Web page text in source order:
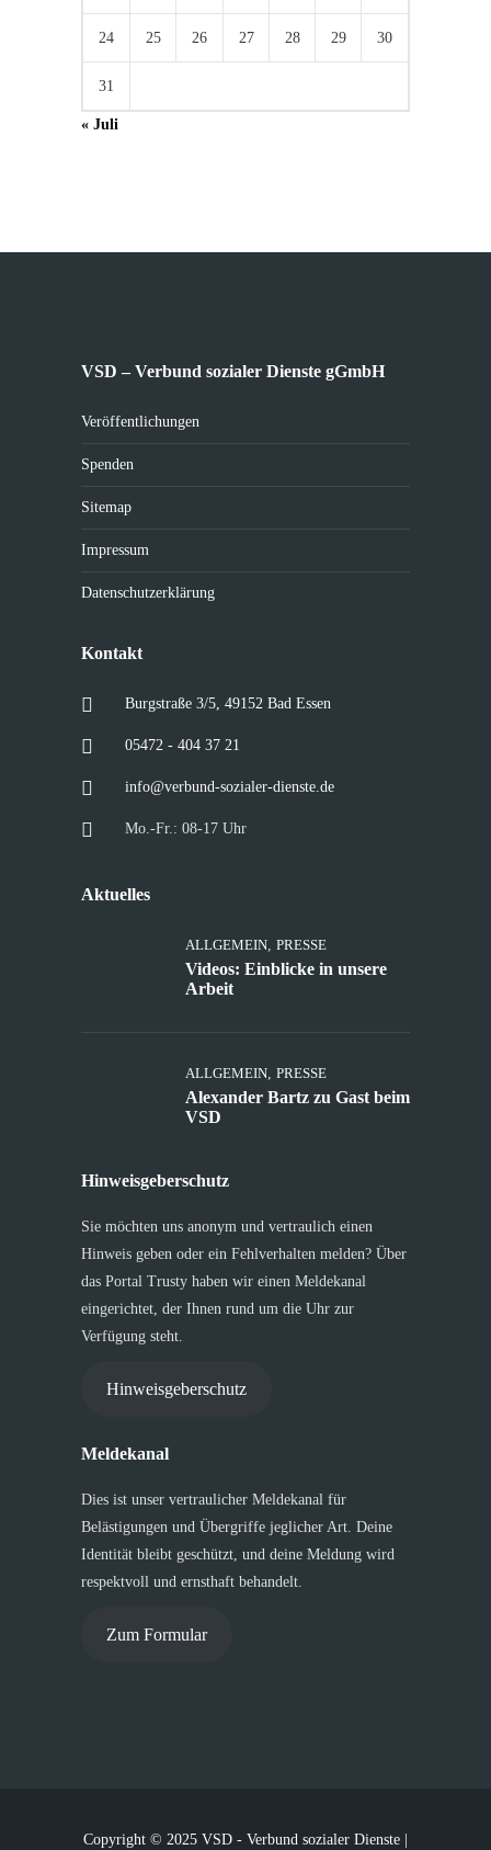
24 25 26 27 28 29 30
31
« Juli
VSD – Verbund sozialer Dienste gGmbH
Veröffentlichungen
Spenden
Sitemap
Impressum
Datenschutzerklärung
Kontakt
Burgstraße 3/5, 49152 Bad Essen
05472 - 404 37 21
info@verbund-sozialer-dienste.de
Mo.-Fr.: 08-17 Uhr
Aktuelles
ALLGEMEIN, PRESSE
Videos: Einblicke in unsere
Arbeit
ALLGEMEIN, PRESSE
Alexander Bartz zu Gast beim
VSD
Hinweisgeberschutz
Sie möchten uns anonym und vertraulich einen
Hinweis geben oder ein Fehlverhalten melden? Über
das Portal Trusty haben wir einen Meldekanal
eingerichtet, der Ihnen rund um die Uhr zur
Verfügung steht.
Hinweisgeberschutz
Meldekanal
Dies ist unser vertraulicher Meldekanal für
Belästigungen und Übergriffe jeglicher Art. Deine
Identität bleibt geschützt, und deine Meldung wird
respektvoll und ernsthaft behandelt.
Zum Formular
Copyright © 2025 VSD - Verbund sozialer Dienste |